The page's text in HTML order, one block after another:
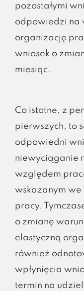
pozostałymi
odpowiedzi na
organizację
wniosek o
miesiąc.
Co istotne, z
pierwszych, to
odpowiedni
niewyciąganie
względem
wskazanym we
pracy.
o zmianę
elastyczną
również
wpłynięcia
termin na